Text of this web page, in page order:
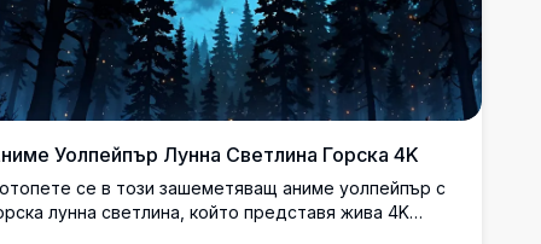
Уолпейпър Лунна Светлина Горска 4K
се в този зашеметяващ аниме уолпейпър с
лунна светлина, който представя жива 4K